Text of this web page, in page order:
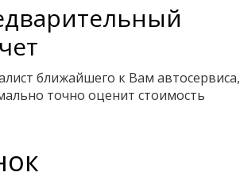
ближайшего к Вам автосервиса,
точно оценит стоимость